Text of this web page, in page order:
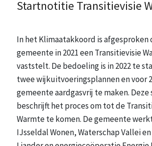
Startnotitie Transitievisie
In het Klimaatakkoord is afgesproken
gemeente in 2021 een Transitievisie
vaststelt. De bedoeling is in 2022 te
twee wijkuitvoeringsplannen en voor
gemeente aardgasvrij te maken.
beschrijft het proces om tot de
Warmte te komen. De gemeente
IJsseldal Wonen, Waterschap Vallei